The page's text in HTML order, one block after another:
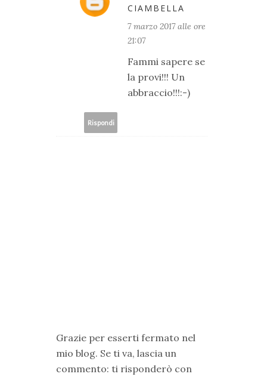
CIAMBELLA
7 marzo 2017 alle ore
21:07
Fammi sapere se
la provi!!! Un
abbraccio!!!:-)
Rispondi
Grazie per esserti fermato nel
mio blog. Se ti va, lascia un
commento: ti risponderò con